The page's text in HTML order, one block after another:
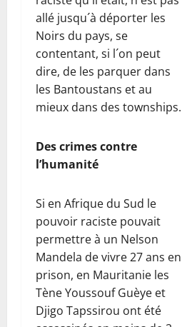
allé jusqu´à déporter les
Noirs du pays, se
contentant, si l´on peut
dire, de les parquer dans
les Bantoustans et au
mieux dans des townships.
Des crimes contre
l’humanité
Si en Afrique du Sud le
pouvoir raciste pouvait
permettre à un Nelson
Mandela de vivre 27 ans en
prison, en Mauritanie les
Tène Youssouf Guèye et
Djigo Tapssirou ont été